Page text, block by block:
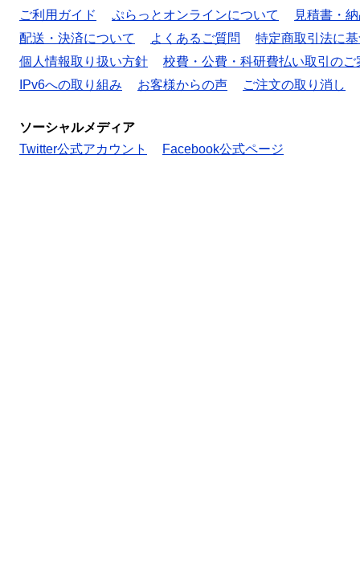
ご利用ガイド ぷらっとオンラインについて
見積書・
配送・決済について
よくあるご質問
特定商取引法に
個人情報取り扱い方針
校費・公費・科研費払い取引のご
IPv6への取り組み
お客様からの声 ご注文の取り消し
ソーシャルメディア
Twitter公式アカウント
Facebook公式ページ